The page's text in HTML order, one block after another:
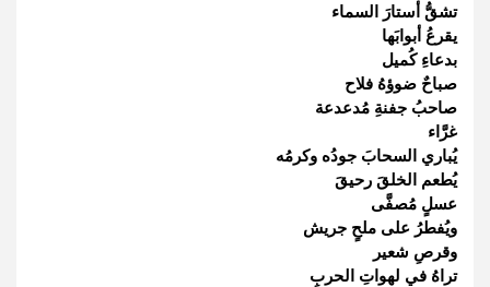
تشقُّ أستارَ السماء
يقرعُ أبوابَها
بدعاءِ كُميل
صباحٌ ضوؤهُ فلاح
صاحبُ جفنةِ مُدعدعة
غرَّاء
يُباري السحابَ جودُه وكرمُه
يُطعم الخلقَ رحيقَ
عسلٍ مُصفَّى
ويُفطرُ على ملحٍ جريش
وقرصِ شعير
تراهُ في لهواتِ الحربِ